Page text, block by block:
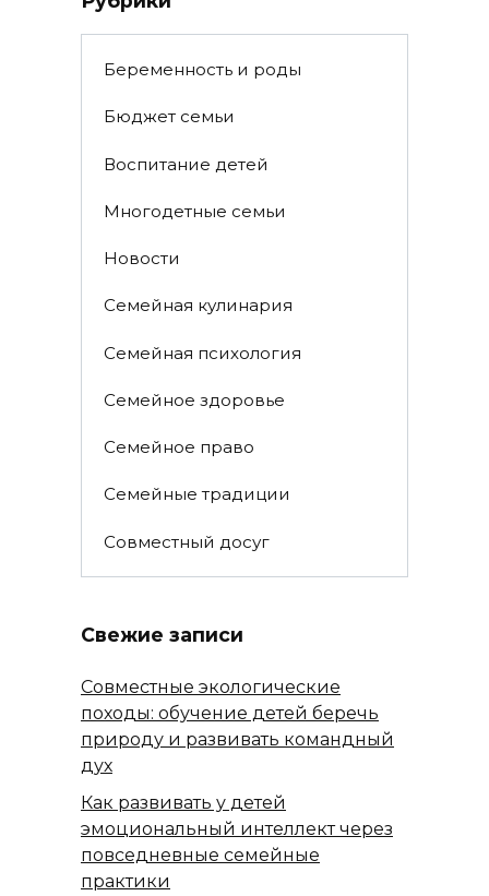
Беременность и роды
Бюджет семьи
Воспитание детей
Многодетные семьи
Новости
Семейная кулинария
Семейная психология
Семейное здоровье
Семейное право
Семейные традиции
Совместный досуг
Свежие записи
Совместные экологические
походы: обучение детей беречь
природу и развивать командный
дух
Как развивать у детей
эмоциональный интеллект через
повседневные семейные
практики